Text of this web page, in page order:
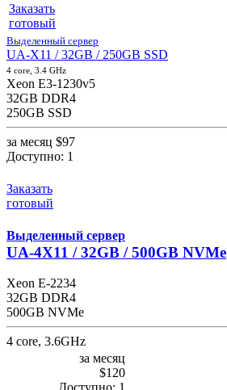
Заказать
готовый
Выделенный сервер
UA-X11 / 32GB / 250GB SSD
4 core, 3.4 GHz
Xeon E3-1230v5
32GB DDR4
250GB SSD
за месяц $97
Доступно: 1
Заказать
готовый
Выделенный сервер
UA-4X11 / 32GB / 500GB NVMe
Xeon E-2234
32GB DDR4
500GB NVMe
4 core, 3.6GHz
за месяц
$120